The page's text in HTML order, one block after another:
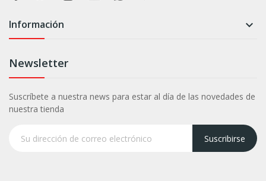
Información 
Newsletter
Suscríbete a nuestra news para estar al día de las novedades de
nuestra tienda
Suscribirse